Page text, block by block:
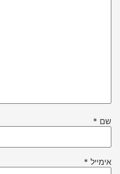
שם *
אימייל *